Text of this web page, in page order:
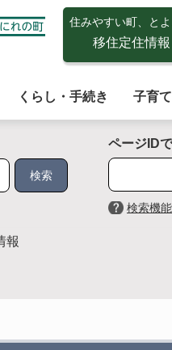
住みやすい町、と
移住定住情報
くらし・手続き 子育
ページID
検索機
報